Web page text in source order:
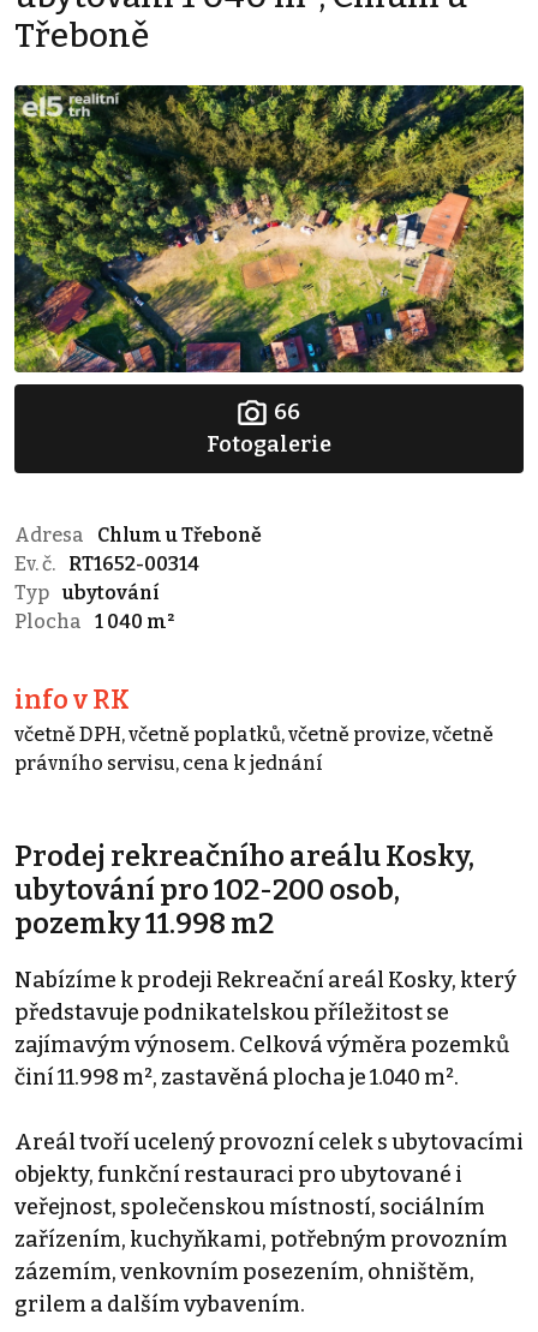
Třeboně
66
Fotogalerie
Adresa
Chlum u Třeboně
Ev. č.
RT1652-00314
Typ ubytování
Plocha
1 040 m²
info v RK
včetně DPH, včetně poplatků, včetně provize, včetně
právního servisu, cena k jednání
Prodej rekreačního areálu Kosky,
ubytování pro 102-200 osob,
pozemky 11.998 m2
Nabízíme k prodeji Rekreační areál Kosky, který
představuje podnikatelskou příležitost se
zajímavým výnosem. Celková výměra pozemků
činí 11.998 m², zastavěná plocha je 1.040 m².
Areál tvoří ucelený provozní celek s ubytovacími
objekty, funkční restauraci pro ubytované i
veřejnost, společenskou místností, sociálním
zařízením, kuchyňkami, potřebným provozním
zázemím, venkovním posezením, ohništěm,
grilem a dalším vybavením.